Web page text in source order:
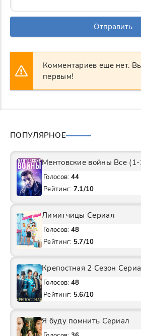
Отправить
Комментариев еще нет.
первым!
ПОПУЛЯРНОЕ
Голосов: 44
Рейтинг: 7.1/10
Лимитчицы Сериал
Голосов: 48
Рейтинг: 5.7/10
Крепостная 2 Сезон
Голосов: 48
Рейтинг: 5.6/10
Я буду помнить Сериал